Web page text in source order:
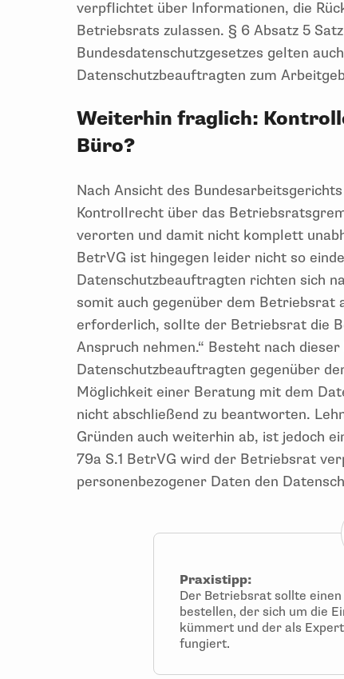
verpflichtet über Informationen, die
Betriebsrats zulassen. § 6 Absatz 5
Bundesdatenschutzgesetzes gelten
Datenschutzbeauftragten zum
Weiterhin fraglich:
Büro?
Nach Ansicht des
Kontrollrecht über das
verorten und damit nicht komplett
BetrVG ist hingegen leider nicht so
Datenschutzbeauftragten richten sich
somit auch gegenüber dem
erforderlich, sollte der Betriebsrat die
Anspruch nehmen.“ Besteht nach
Datenschutzbeauftragten gegenüber
Möglichkeit einer Beratung mit dem
nicht abschließend zu beantworten.
Gründen auch weiterhin ab, ist jedoch
79a S.1 BetrVG wird der Betriebsrat
personenbezogener Daten den
Praxistipp:
Der Betriebsrat sollte
bestellen, der sich um die
kümmert und der als
fungiert.